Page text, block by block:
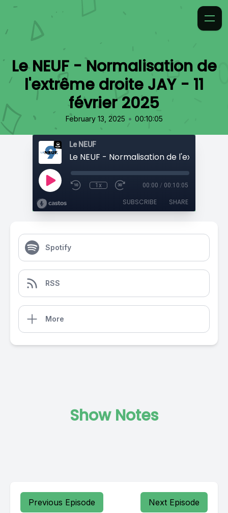
Le NEUF - Normalisation de
l'extrême droite JAY - 11
février 2025
February 13, 2025 • 00:10:05
Le NEUF
1x 00:00 / 00:10:05
SUBSCRIBE SHARE
Spotify
RSS
More
Show Notes
Previous Episode Next Episode